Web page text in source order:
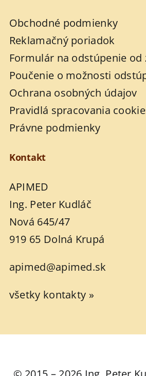
Obchodné podmienky
Reklamačný poriadok
Formulár na odstúpenie od
Poučenie o možnosti
Ochrana osobných údajov
Pravidlá spracovania
Právne podmienky
Kontakt
APIMED
Ing. Peter Kudláč
Nová 645/47
919 65 Dolná Krupá
apimed@apimed.sk
všetky kontakty »